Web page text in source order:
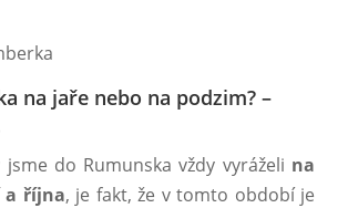
na jaře nebo na podzim? –
do Rumunska vždy vyráželi na
a října, je fakt, že v tomto období je